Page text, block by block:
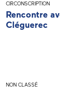
CIRCONSCRIPTION
Rencontre
Cléguerec
NON CLASSÉ